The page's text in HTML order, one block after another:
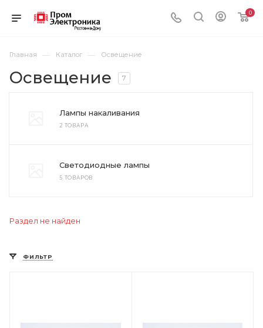
0
Главная — Каталог — Освещение
Освещение 7
Лампы накаливания
2 ТОВАРА
Светодиодные лампы
5 ТОВАРОВ
Раздел не найден
ФИЛЬТР